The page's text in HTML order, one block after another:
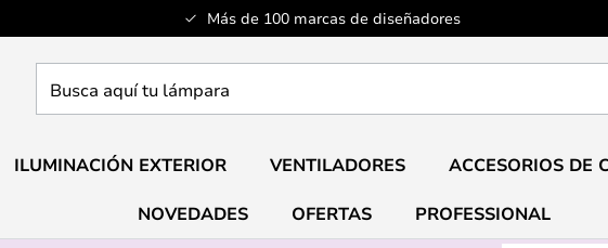
Más de 100 marcas de diseñadores
aquí
lámpara
ILUMINACIÓN EXTERIOR VENTILADORES ACCESORIOS DE
NOVEDADES OFERTAS
PROFESSIONAL